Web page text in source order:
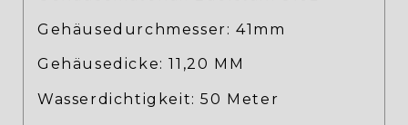
Gehäusedurchmesser: 41mm
Gehäusedicke: 11,20 MM
Wasserdichtigkeit: 50 Meter